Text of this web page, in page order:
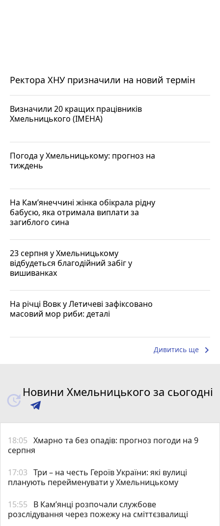
Ректора ХНУ призначили на новий термін
Визначили 20 кращих працівників
Хмельницького (ІМЕНА)
Погода у Хмельницькому: прогноз на
тиждень
На Кам’янеччині жінка обікрала рідну
бабусю, яка отримала виплати за
загиблого сина
23 серпня у Хмельницькому
відбудеться благодійний забіг у
вишиванках
На річці Вовк у Летичеві зафіксовано
масовий мор риби: деталі
Дивитись ще keyboard_arrow_right
Новини Хмельницького за сьогодні
18:05 Хмарно та без опадів: прогноз погоди на 9
серпня
17:03 Три – на честь Героїв України: які вулиці
планують перейменувати у Хмельницькому
15:55
В Кам’янці розпочали службове
розслідування через пожежу на сміттєзвалищі